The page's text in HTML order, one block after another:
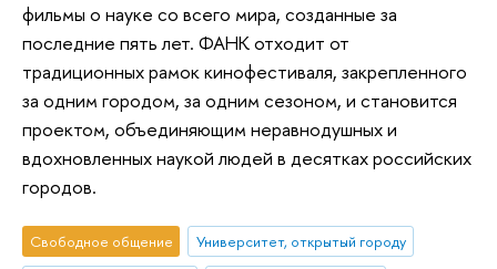
фильмы о науке со всего мира, созданные за
последние пять лет. ФАНК отходит от
традиционных рамок кинофестиваля, закрепленного
за одним городом, за одним сезоном, и становится
проектом, объединяющим неравнодушных и
вдохновленных наукой людей в десятках российских
городов.
Свободное общение
Университет, открытый городу